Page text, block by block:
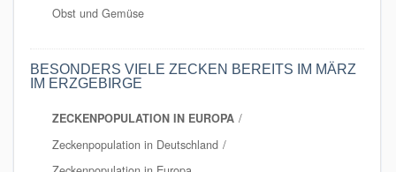
Obst und Gemüse
BESONDERS VIELE ZECKEN BEREITS IM MÄRZ
IM ERZGEBIRGE
ZECKENPOPULATION IN EUROPA
Zeckenpopulation in Deutschland